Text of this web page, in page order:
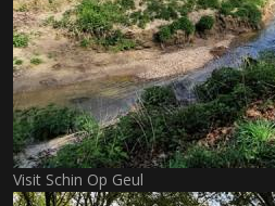
Visit Schin Op Geul